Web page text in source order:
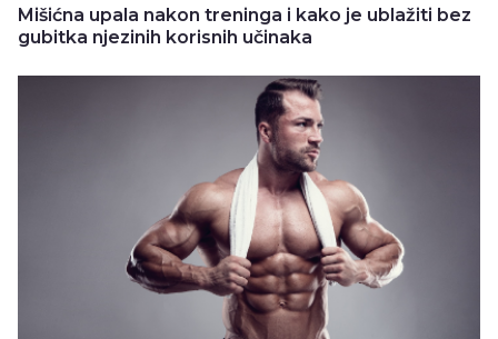
Mišićna upala nakon treninga i kako je ublažiti bez
gubitka njezinih korisnih učinaka